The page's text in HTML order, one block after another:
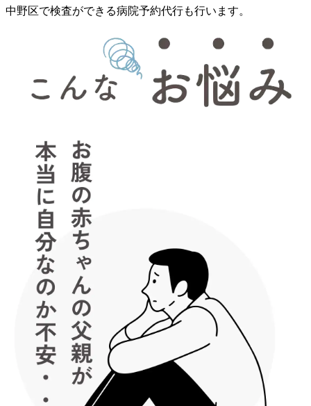
中野区で検査ができる病院予約代行も行います。